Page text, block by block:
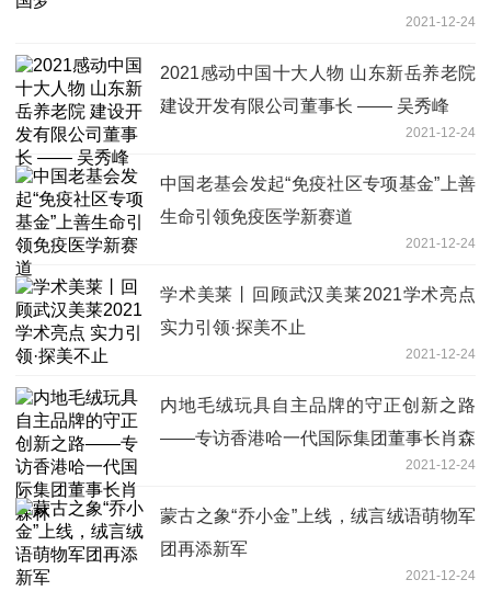
2021-12-24
2021感动中国十大人物 山东新岳养老院
建设开发有限公司董事长 —— 吴秀峰
2021-12-24
中国老基会发起“免疫社区专项基金”上善
生命引领免疫医学新赛道
2021-12-24
学术美莱丨回顾武汉美莱2021学术亮点
实力引领·探美不止
2021-12-24
内地毛绒玩具自主品牌的守正创新之路
——专访香港哈一代国际集团董事长肖森
2021-12-24
蒙古之象“乔小金”上线，绒言绒语萌物军
团再添新军
2021-12-24